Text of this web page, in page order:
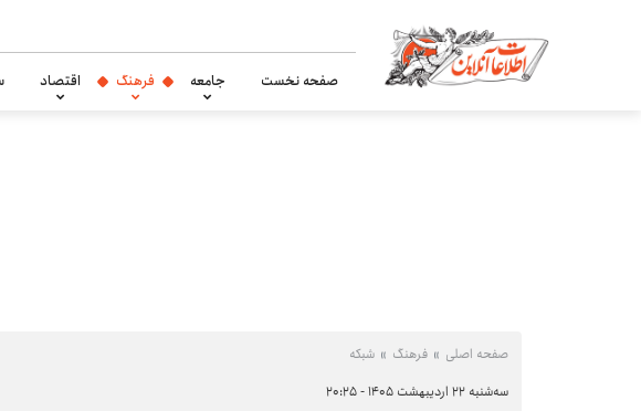
صفحه نخست جامعه فرهنگ اقتصاد
صفحه اصلی فرهنگ شبکه
سه‌شنبه ۲۲ اردیبهشت ۱۴۰۵ - ۲۰:۲۵